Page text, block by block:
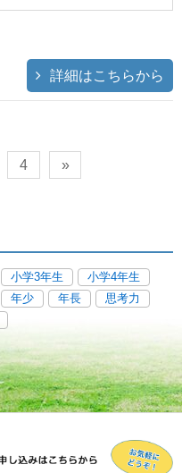
詳細はこちらから
4 »
小学3年生
小学4年生
年少 年長
思考力